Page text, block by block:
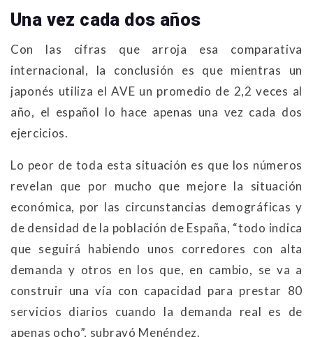
Una vez cada dos años
Con las cifras que arroja esa comparativa
internacional, la conclusión es que mientras un
japonés utiliza el AVE un promedio de 2,2 veces al
año, el español lo hace apenas una vez cada dos
ejercicios.
Lo peor de toda esta situación es que los números
revelan que por mucho que mejore la situación
económica, por las circunstancias demográficas y
de densidad de la población de España, “todo indica
que seguirá habiendo unos corredores con alta
demanda y otros en los que, en cambio, se va a
construir una vía con capacidad para prestar 80
servicios diarios cuando la demanda real es de
apenas ocho”, subrayó Menéndez.